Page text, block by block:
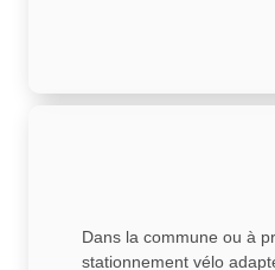
Dans la commune ou à
stationnement vélo